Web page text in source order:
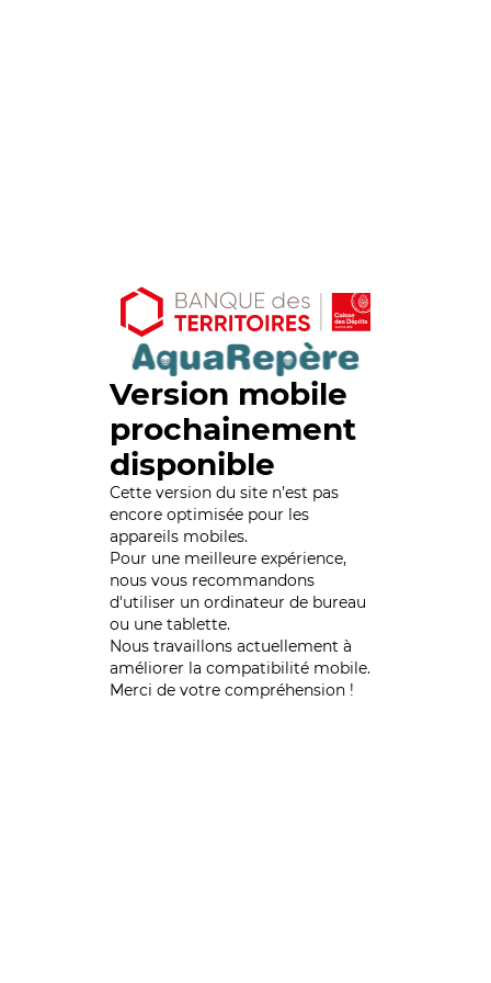
Version mobile
prochainement
disponible
Cette version du site n’est pas
encore optimisée pour les
appareils mobiles.
Pour une meilleure expérience,
nous vous recommandons
d'utiliser un ordinateur de bureau
ou une tablette.
Nous travaillons actuellement à
améliorer la compatibilité mobile.
Merci de votre compréhension !